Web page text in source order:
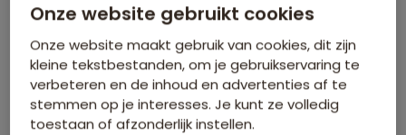
Onze website gebruikt cookies
Onze website maakt gebruik van cookies, dit zijn
kleine tekstbestanden, om je gebruikservaring te
verbeteren en de inhoud en advertenties af te
stemmen op je interesses. Je kunt ze volledig
toestaan of afzonderlijk instellen.